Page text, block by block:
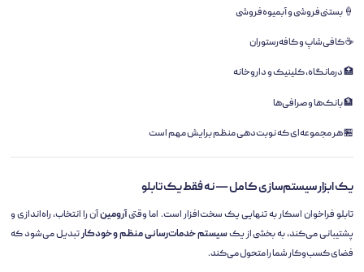
🍦 بستنی‌فروشی و آبمیوه‌فروشی
☕ کافی‌شاپ و کافه‌رستوران
🏥 درمانگاه، کلینیک و داروخانه
🏦 بانک‌ها و صرافی‌ها
🏪 هر مجموعه‌ای که نوبت‌دهی منظم برایش مهم است
یک ابزار سیستم‌سازی کامل — نه فقط یک تابلو
تابلو فراخوان اسکار به تنهایی یک سخت‌افزار است. اما وقتیآرومینآن را انتخاب، راه‌اندازی و
پشتیبانی می‌کند، به بخشی از یکسیستم خدمات‌رسانی منظم و خودکارتبدیل می‌شود که
فضای کسب‌وکار شما را متحول می‌کند.